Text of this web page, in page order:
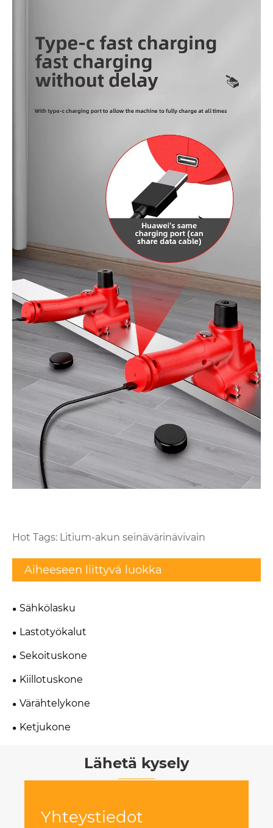
Hot Tags: Litium-akun seinävärinävivain
Aiheeseen liittyvä luokka
Sähkölasku
Lastotyökalut
Sekoituskone
Kiillotuskone
Värähtelykone
Ketjukone
Lähetä kysely
Yhteystiedot